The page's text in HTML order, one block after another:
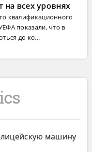
на всех уровнях
квалификационного
показали, что в
до ко...
машину